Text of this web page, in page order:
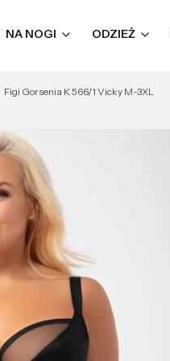
NA NOGI ODZIEŻ
Figi Gorsenia K 566/1 Vicky M-3XL